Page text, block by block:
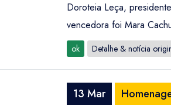
Doroteia Leça,
vencedora foi Mara
ok Detalhe & notícia
13 Mar